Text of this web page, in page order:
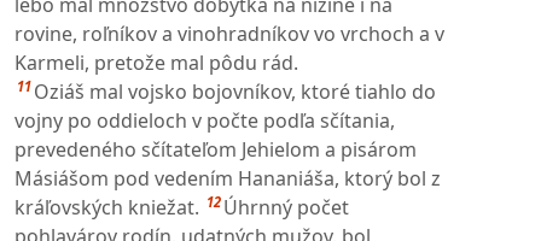
rovine, roľníkov a vinohradníkov vo vrchoch a v
Karmeli, pretože mal pôdu rád.
11 Oziáš mal vojsko bojovníkov, ktoré tiahlo do
vojny po oddieloch v počte podľa sčítania,
prevedeného sčítateľom Jehielom a pisárom
Másiášom pod vedením Hananiáša, ktorý bol z
kráľovských kniežat. 12 Úhrnný počet
pohlavárov rodín, udatných mužov, bol